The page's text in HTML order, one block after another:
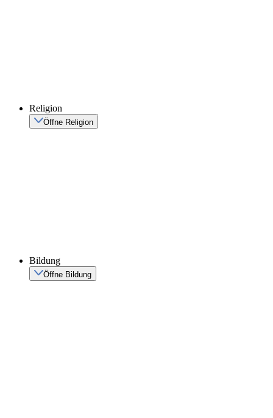
Religion
Öffne Religion
Bildung
Öffne Bildung